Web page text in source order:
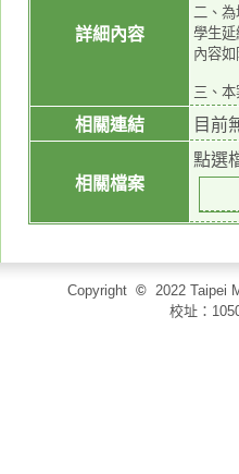
詳細內容
二、為
學生延
內容
三、
相關連結 目前
相關檔案
點選
Copyright © 2022 Taipei
校址：